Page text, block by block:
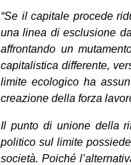
“Se il capitale procede
una linea di esclusione
affrontando un
capitalistica differente,
limite ecologico ha
creazione della forza
Il punto di unione della
politico sul limite
società. Poiché